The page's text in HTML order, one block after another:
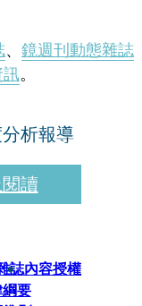
、 鏡週刊動態雜誌
。
析報導
讀
誌內容授權
要